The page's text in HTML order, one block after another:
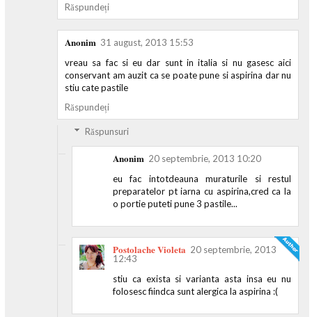
Răspundeți
Anonim 31 august, 2013 15:53
vreau sa fac si eu dar sunt in italia si nu gasesc aici
conservant am auzit ca se poate pune si aspirina dar nu
stiu cate pastile
Răspundeți
Răspunsuri
Anonim 20 septembrie, 2013 10:20
eu fac intotdeauna muraturile si restul
preparatelor pt iarna cu aspirina,cred ca la
o portie puteti pune 3 pastile...
Postolache Violeta 20 septembrie, 2013
12:43
stiu ca exista si varianta asta insa eu nu
folosesc fiindca sunt alergica la aspirina :(